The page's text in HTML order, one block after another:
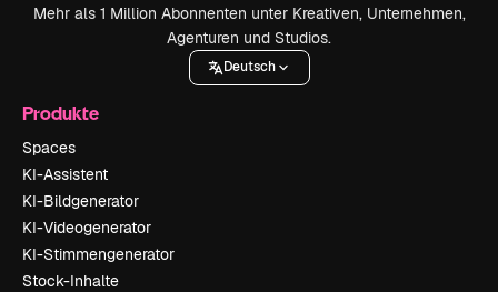
Mehr als 1 Million Abonnenten unter Kreativen, Unternehmen,
Agenturen und Studios.
Deutsch
Produkte
Spaces
KI-Assistent
KI-Bildgenerator
KI-Videogenerator
KI-Stimmengenerator
Stock-Inhalte